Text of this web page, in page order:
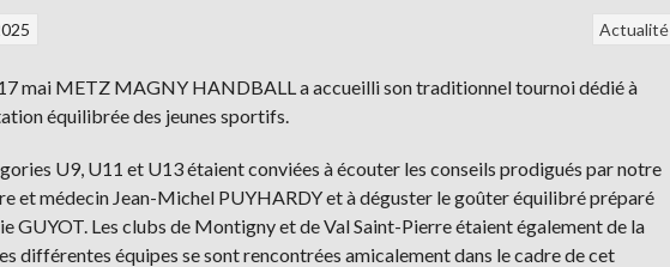
Actualité
mai METZ MAGNY HANDBALL a accueilli son traditionnel tournoi dédié à
équilibrée des jeunes sportifs.
U9, U11 et U13 étaient conviées à écouter les conseils prodigués par notre
et médecin Jean-Michel PUYHARDY et à déguster le goûter équilibré préparé
GUYOT. Les clubs de Montigny et de Val Saint-Pierre étaient également de la
différentes équipes se sont rencontrées amicalement dans le cadre de cet